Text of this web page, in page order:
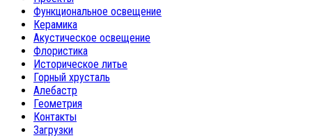
Функциональное освещение
Керамика
Акустическое освещение
Флористика
Историческое литье
Горный хрусталь
Алебастр
Геометрия
Контакты
Загрузки